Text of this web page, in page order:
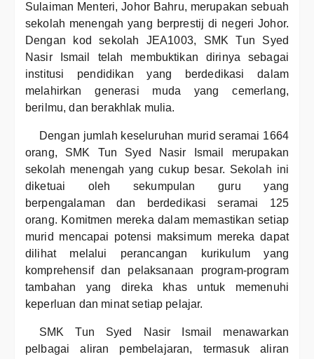
Sulaiman Menteri, Johor Bahru, merupakan sebuah
sekolah menengah yang berprestij di negeri Johor.
Dengan kod sekolah JEA1003, SMK Tun Syed
Nasir Ismail telah membuktikan dirinya sebagai
institusi pendidikan yang berdedikasi dalam
melahirkan generasi muda yang cemerlang,
berilmu, dan berakhlak mulia.
Dengan jumlah keseluruhan murid seramai 1664
orang, SMK Tun Syed Nasir Ismail merupakan
sekolah menengah yang cukup besar. Sekolah ini
diketuai oleh sekumpulan guru yang
berpengalaman dan berdedikasi seramai 125
orang. Komitmen mereka dalam memastikan setiap
murid mencapai potensi maksimum mereka dapat
dilihat melalui perancangan kurikulum yang
komprehensif dan pelaksanaan program-program
tambahan yang direka khas untuk memenuhi
keperluan dan minat setiap pelajar.
SMK Tun Syed Nasir Ismail menawarkan
pelbagai aliran pembelajaran, termasuk aliran